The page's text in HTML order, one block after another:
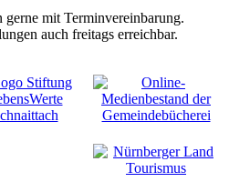
mit Terminvereinbarung.
auch freitags erreichbar.